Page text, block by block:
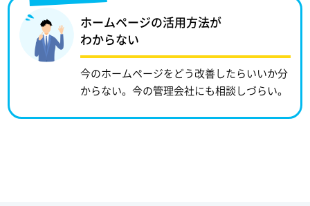
ホームページの活用方法が
わからない
今のホームページをどう改善したらいいか分
からない。今の管理会社にも相談しづらい。